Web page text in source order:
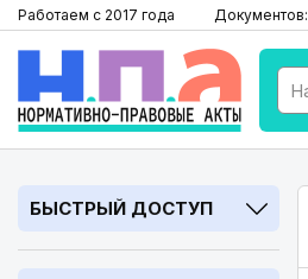
Работаем с 2017 года Документов:
БЫСТРЫЙ ДОСТУП